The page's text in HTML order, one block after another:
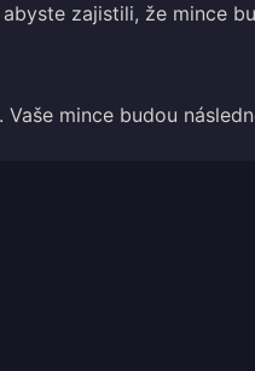
abyste zajistili, že mince
mince budou